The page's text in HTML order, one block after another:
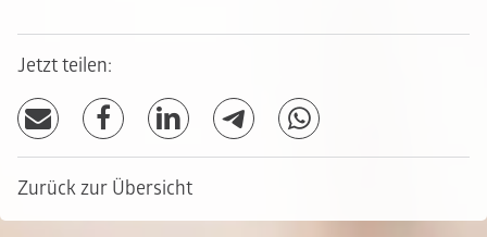
Jetzt teilen:
Zurück zur Übersicht